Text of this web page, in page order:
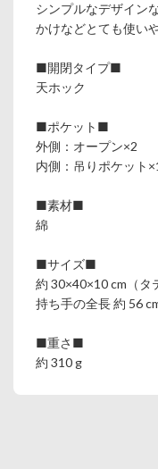
シンプルなデザイン
かけなどとても使い
■開閉タイプ■
天ホック
■ポケット■
外側：オープン×2
内側：吊りポケット
■素材■
綿
■サイズ■
約 30×40×10 cm（タ
持ち手の全長 約 56
■重さ■
約 310 g